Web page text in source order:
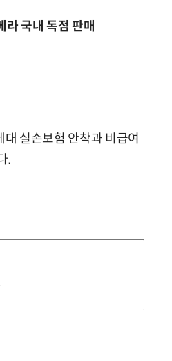
라 국내 독점 판매
실손보험 안착과 비급여
.